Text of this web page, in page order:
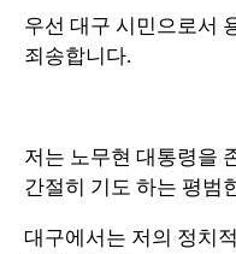
우선 대구 시민으로서
죄송합니다.
저는 노무현 대통령을
간절히 기도 하는 평범
대구에서는 저의 정치